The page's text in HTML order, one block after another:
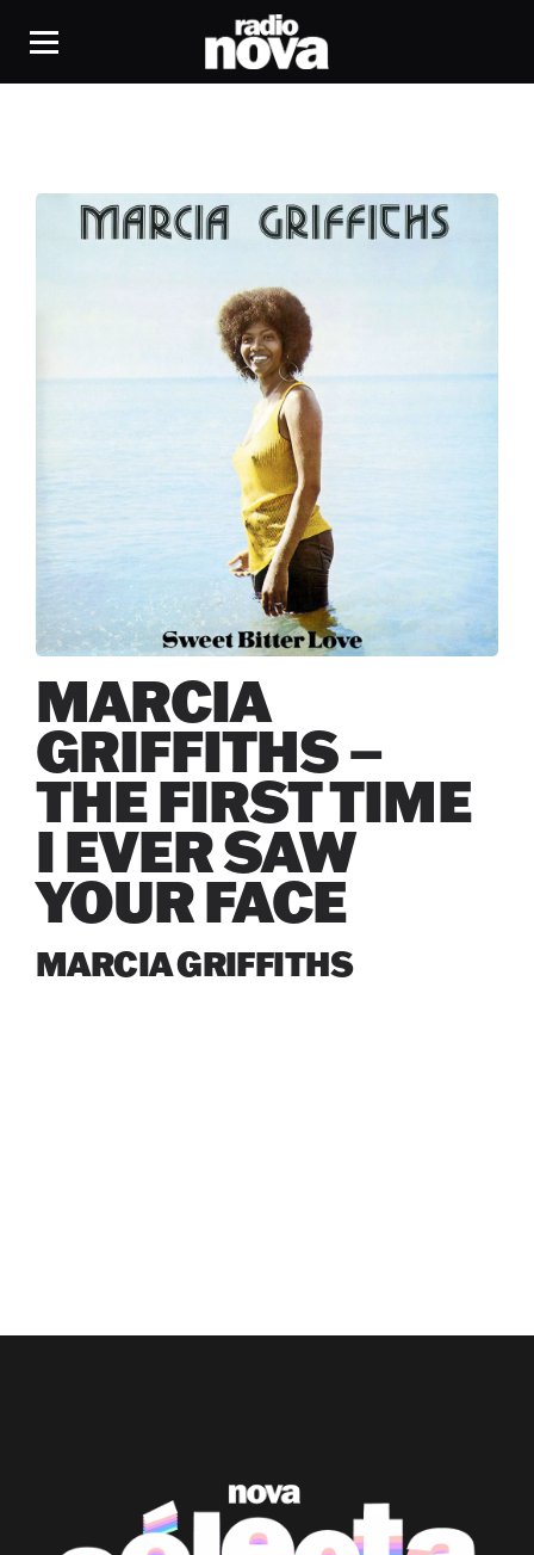
MARCIA
GRIFFITHS –
THE FIRST TIME
I EVER SAW
YOUR FACE
MARCIA GRIFFITHS